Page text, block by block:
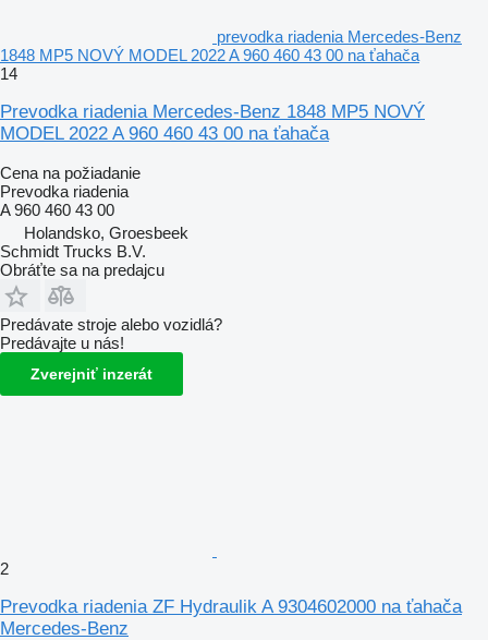
prevodka riadenia Mercedes-Benz
1848 MP5 NOVÝ MODEL 2022 A 960 460 43 00 na ťahača
14
Prevodka riadenia Mercedes-Benz 1848 MP5 NOVÝ
MODEL 2022 A 960 460 43 00 na ťahača
Cena na požiadanie
Prevodka riadenia
A 960 460 43 00
Holandsko, Groesbeek
Schmidt Trucks B.V.
Obráťte sa na predajcu
Predávate stroje alebo vozidlá?
Predávajte u nás!
Zverejniť inzerát
2
Prevodka riadenia ZF Hydraulik A 9304602000 na ťahača
Mercedes-Benz